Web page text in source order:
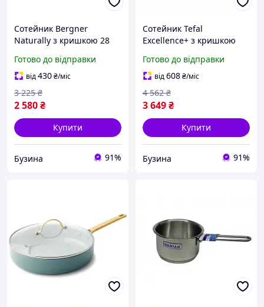
Сотейник Bergner
Naturally з кришкою 28
Готово до відправки
від430₴/міс
2 580₴
3 225 ₴
Купити
Бузина 91%
Сотейник Tefal
Excellence+ з кришкою
newyork
Готово до відправки
від608₴/міс
3 649₴
4 562 ₴
Купити
Бузина 91%